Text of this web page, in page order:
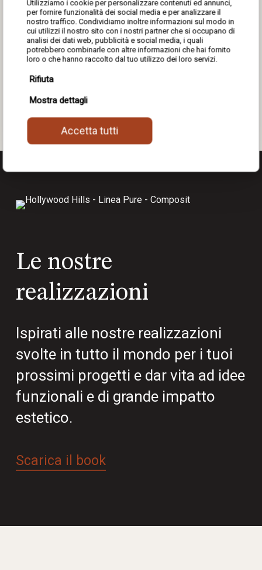
Utilizziamo i cookie per personalizzare contenuti ed annunci,
per fornire funzionalità dei social media e per analizzare il
nostro traffico. Condividiamo inoltre informazioni sul modo in
cui utilizzi il nostro sito con i nostri partner che si occupano di
analisi dei dati web, pubblicità e social media, i quali
potrebbero combinarle con altre informazioni che hai fornito
loro o che hanno raccolto dal tuo utilizzo dei loro servizi.
Rifiuta
Mostra dettagli
Accetta tutti
Ti è piaciuto questo progetto?
Share
Le nostre
realizzazioni
Ispirati alle nostre realizzazioni
svolte in tutto il mondo per i tuoi
prossimi progetti e dar vita ad idee
funzionali e di grande impatto
estetico.
Scarica il book